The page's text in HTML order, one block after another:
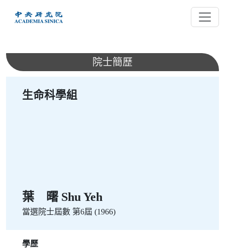
內
院士簡歷
生命科學組
葉 曙 Shu Yeh
當選院士屆數 第6屆 (1966)
學歷